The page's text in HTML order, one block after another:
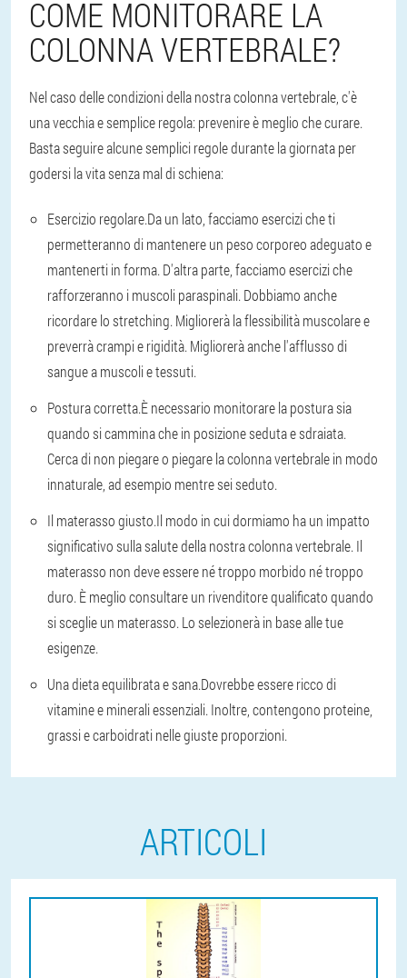
COME MONITORARE LA
COLONNA VERTEBRALE?
Nel caso delle condizioni della nostra colonna vertebrale, c'è
una vecchia e semplice regola: prevenire è meglio che curare.
Basta seguire alcune semplici regole durante la giornata per
godersi la vita senza mal di schiena:
Esercizio regolare.Da un lato, facciamo esercizi che ti
permetteranno di mantenere un peso corporeo adeguato e
mantenerti in forma. D'altra parte, facciamo esercizi che
rafforzeranno i muscoli paraspinali. Dobbiamo anche
ricordare lo stretching. Migliorerà la flessibilità muscolare e
preverrà crampi e rigidità. Migliorerà anche l'afflusso di
sangue a muscoli e tessuti.
Postura corretta.È necessario monitorare la postura sia
quando si cammina che in posizione seduta e sdraiata.
Cerca di non piegare o piegare la colonna vertebrale in modo
innaturale, ad esempio mentre sei seduto.
Il materasso giusto.Il modo in cui dormiamo ha un impatto
significativo sulla salute della nostra colonna vertebrale. Il
materasso non deve essere né troppo morbido né troppo
duro. È meglio consultare un rivenditore qualificato quando
si sceglie un materasso. Lo selezionerà in base alle tue
esigenze.
Una dieta equilibrata e sana.Dovrebbe essere ricco di
vitamine e minerali essenziali. Inoltre, contengono proteine,
grassi e carboidrati nelle giuste proporzioni.
ARTICOLI